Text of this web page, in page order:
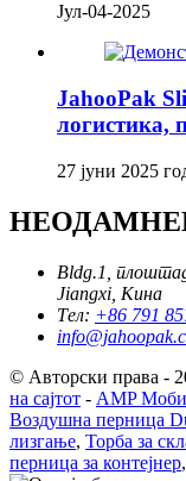
Јул-04-2025
JahooPak
логистика,
27 јуни 2025
Bldg.1,
Jiangxi, Кина
Тел: +86 791
© Авторски права -
на сајтот - AMP
Воздушна перница
лизгање, Торба за
перница за контејнер,